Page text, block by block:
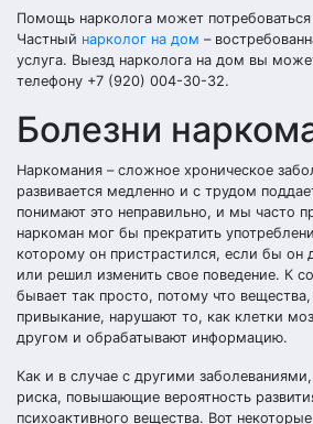
Помощь нарколога может потребоваться
Частный нарколог на дом –
услуга. Выезд нарколога на дом вы
телефону +7 (920) 004-30-32.
Болезни
Наркомания – сложное хроническое
развивается медленно и с трудом
понимают это неправильно, и мы часто
наркоман мог бы прекратить
которому он пристрастился, если бы он
или решил изменить свое поведение. К
бывает так просто, потому что
привыкание, нарушают то, как клетки
другом и обрабатывают информацию.
Как и в случае с другими
риска, повышающие вероятность
психоактивного вещества. Вот